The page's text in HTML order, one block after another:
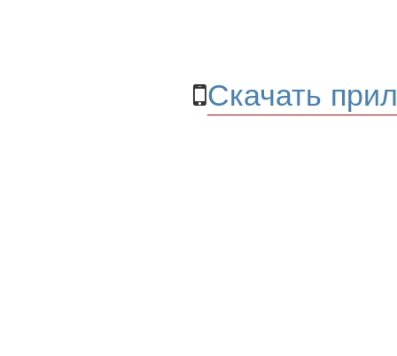
Скачать